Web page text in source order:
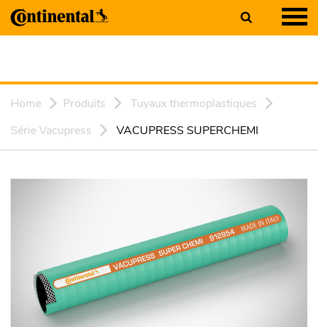
Home Produits
Tuyaux thermoplastiques
Série Vacupress
VACUPRESS SUPERCHEMI